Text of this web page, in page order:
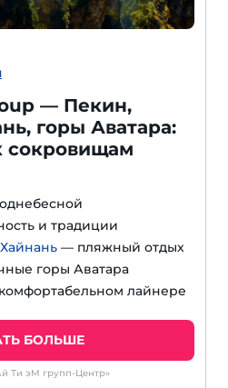
— Пекин,
горы Аватара:
сокровищам
и традиции
— пляжный отдых
горы Аватара
лайнере
БОЛЬШЕ
Ти эМ групп-Центр»